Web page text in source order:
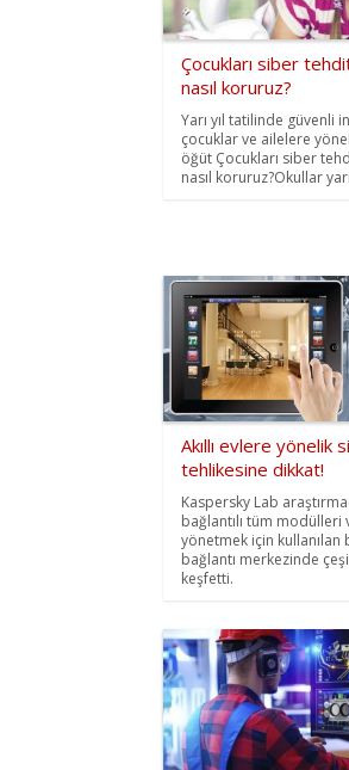
Çocukları siber
nasıl koruruz?
Yarı yıl tatilinde güvenli
çocuklar ve ailelere
öğüt Çocukları siber
nasıl koruruz?Okullar
Akıllı evlere yönelik
tehlikesine dikkat!
Kaspersky Lab
bağlantılı tüm modülleri
yönetmek için kullanılan
bağlantı merkezinde
keşfetti.